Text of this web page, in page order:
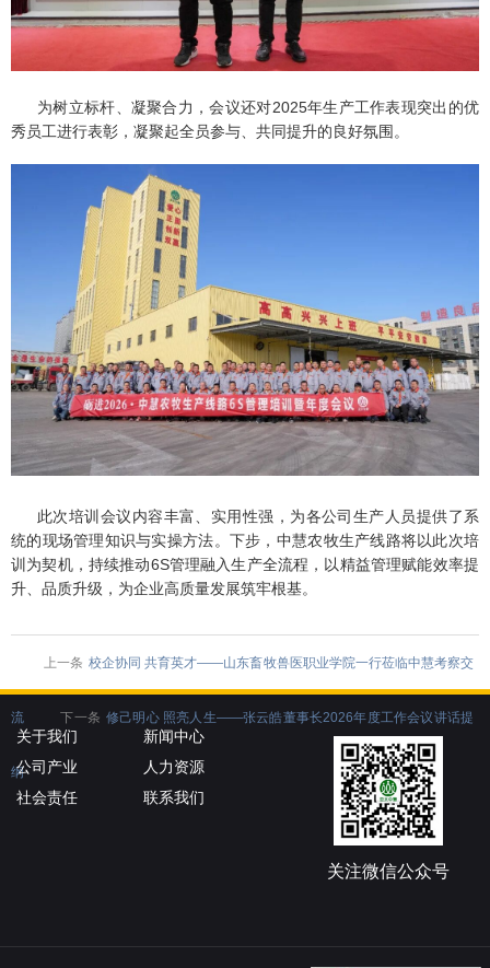
为树立标杆、凝聚合力，会议还对2025年生产工作表现突出的优
秀员工进行表彰，凝聚起全员参与、共同提升的良好氛围。
此次培训会议内容丰富、实用性强，为各公司生产人员提供了系
统的现场管理知识与实操方法。下步，中慧农牧生产线路将以此次培
训为契机，持续推动6S管理融入生产全流程，以精益管理赋能效率提
升、品质升级，为企业高质量发展筑牢根基。
上一条 校企协同 共育英才——山东畜牧兽医职业学院一行莅临中慧考察交
流 下一条 修己明心 照亮人生——张云皓董事长2026年度工作会议讲话提
纲
关于我们
新闻中心
公司产业
人力资源
社会责任
联系我们
关注微信公众号